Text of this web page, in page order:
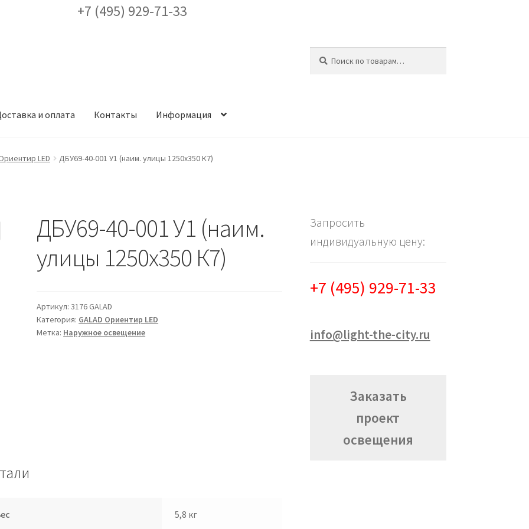
+7 (495) 929-71-33
и оплата Контакты Информация
Доставка и оплата Заказ проекта освещенияКонтакты
Отправить заявку
Таблица выбора вводного щитка
LED ДБУ69-40-001 У1 (наим. улицы 1250х350 К7)
ДБУ69-40-001 У1 (наим.
улицы 1250х350 К7)
Артикул:3176 GALAD
Категория: GALAD Ориентир LED
Метка: Наружное освещение
5,8 кг
Запросить
индивидуальную цену:
+7 (495) 929-71-33
info@light-the-city.ru
Заказать
проект
освещения